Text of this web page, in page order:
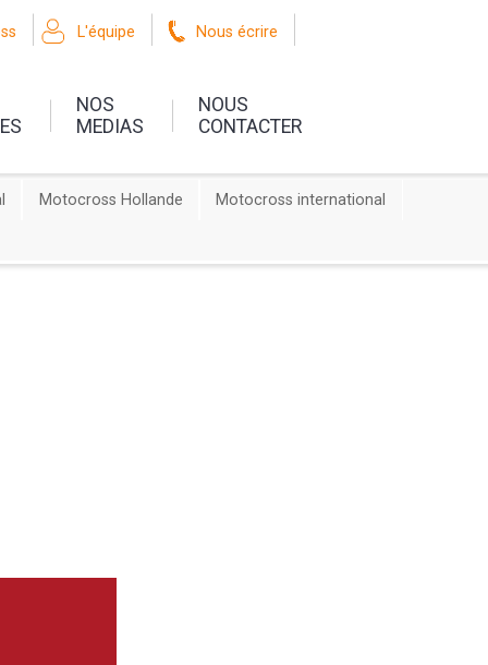
L'équipe Nous écrire
NOS
MEDIAS
NOUS
CONTACTER
Motocross Hollande Motocross international